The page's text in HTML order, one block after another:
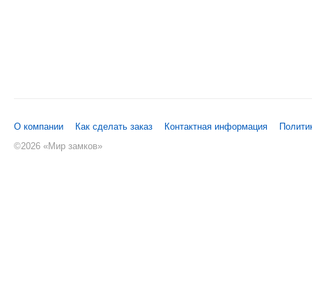
О компании Как сделать заказ Контактная информация
©2026 «Мир замков»